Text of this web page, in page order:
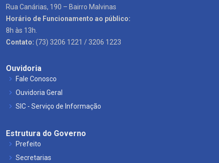
Rua Canárias, 190 – Bairro Malvinas
Horário de Funcionamento ao público:
8h às 13h.
Contato: (73) 3206 1221 / 3206 1223
Ouvidoria
Fale Conosco
Ouvidoria Geral
SIC - Serviço de Informação
Estrutura do Governo
Prefeito
Secretarias